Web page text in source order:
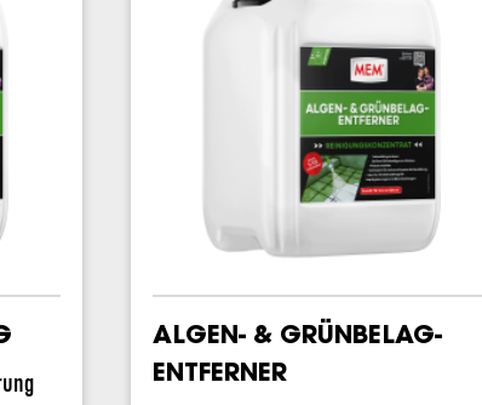
ALGEN- & GRÜNBELAG-
ENTFERNER